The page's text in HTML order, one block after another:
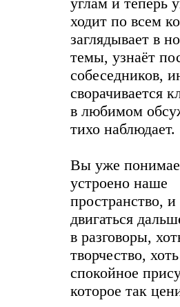
ходит по всем
заглядывает в
темы, узнаёт
собеседников,
сворачивается
в любимом
тихо наблюдает.
Вы уже
устроено наше
пространство,
двигаться
в разговоры,
творчество,
спокойное
которое так